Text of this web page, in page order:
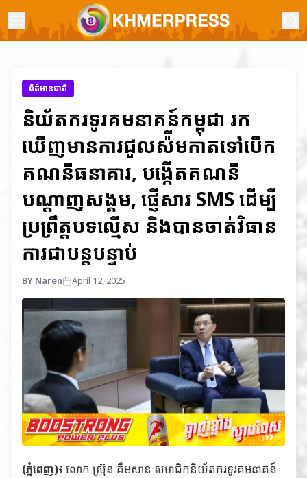
ព័ត៌មានជាតិ
និយ័តករទូរគមនាគន៍កម្ពុជា រក
ឃើញមានការជួលស៉ីមកាតទៅបើក
គណនីធនាគារ, បង្កើតគណនី
បណ្តាញសង្គម, ផ្ញើសារ SMS ដើម្បី
ប្រព្រឹត្តបទល្មើស និងបានចាត់វិធាន
ការជាបន្តបន្ទាប់
BY Naren April 12, 2025
(ភ្នំពេញ)៖ លោក ស្រ៊ុន គឹមសាន សមាជិកនិយ័តករទូរគមនាគន៍